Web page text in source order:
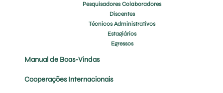
Pesquisadores Colaboradores
Discentes
Técnicos Administrativos
Estagiários
Egressos
Manual de Boas-Vindas
Cooperações Internacionais